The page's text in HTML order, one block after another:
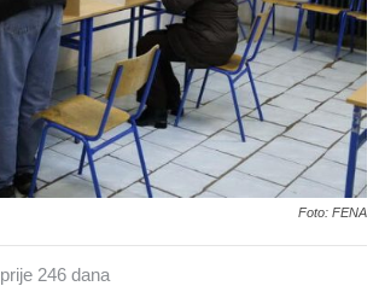
Foto: FENA
prije 246 dana